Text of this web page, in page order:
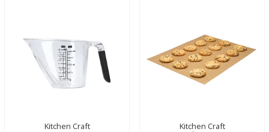
Kitchen Craft Kitchen Craft